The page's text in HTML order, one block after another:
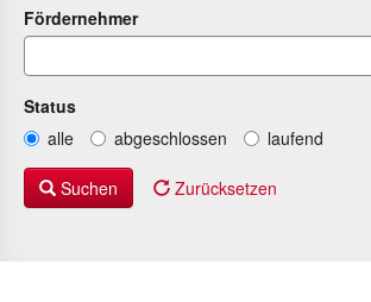
Fördernehmer
Status
alle
abgeschlossen laufend
Suchen Zurücksetzen